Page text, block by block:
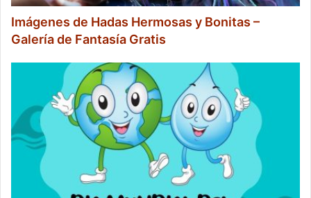
Imágenes de Hadas Hermosas y Bonitas –
Galería de Fantasía Gratis